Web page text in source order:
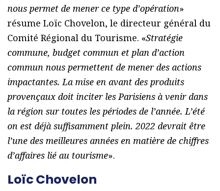
nous permet de mener ce type d’opération»
résume Loïc Chovelon, le directeur général du
Comité Régional du Tourisme. «Stratégie
commune, budget commun et plan d’action
commun nous permettent de mener des actions
impactantes. La mise en avant des produits
provençaux doit inciter les Parisiens à venir dans
la région sur toutes les périodes de l’année. L’été
on est déjà suffisamment plein. 2022 devrait être
l’une des meilleures années en matière de chiffres
d’affaires lié au tourisme».
Loïc Chovelon